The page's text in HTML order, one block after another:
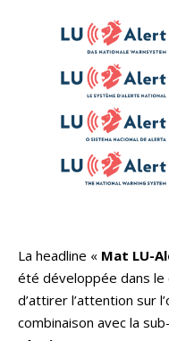
La headline « Mat LU-
été développée dans
d’attirer l’attention sur
combinaison avec la